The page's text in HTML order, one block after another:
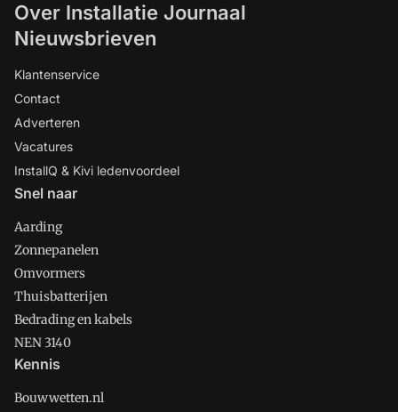
Over Installatie Journaal
Nieuwsbrieven
Klantenservice
Contact
Adverteren
Vacatures
InstallQ & Kivi ledenvoordeel
Snel naar
Aarding
Zonnepanelen
Omvormers
Thuisbatterijen
Bedrading en kabels
NEN 3140
Kennis
Bouwwetten.nl